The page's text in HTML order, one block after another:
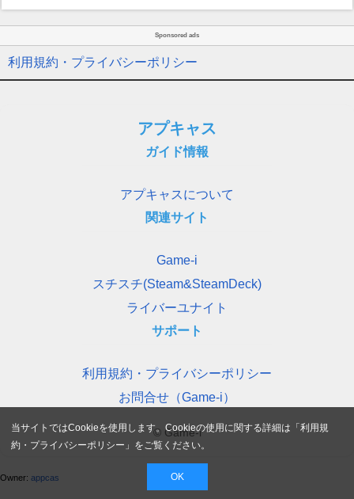
Sponsored ads
利用規約・プライバシーポリシー
アプキャス
ガイド情報
アプキャスについて
関連サイト
Game-i
スチスチ(Steam&SteamDeck)
ライバーユナイト
サポート
利用規約・プライバシーポリシー
お問合せ（Game-i）
© Game-i
Owner: appcas
当サイトではCookieを使用します。Cookieの使用に関する詳細は「利用規
約・プライバシーポリシー 」をご覧ください。
OK